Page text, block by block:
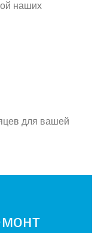
наших
для вашей